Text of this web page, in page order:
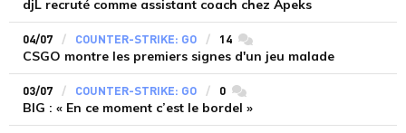
djL recruté comme assistant coach chez Apeks
04/07 COUNTER-STRIKE: GO 14 commentaires
CSGO montre les premiers signes d'un jeu malade
03/07 COUNTER-STRIKE: GO 0 commentaires
BIG : « En ce moment c’est le bordel »